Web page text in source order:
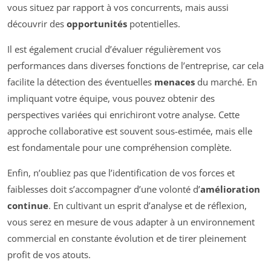
vous situez par rapport à vos concurrents, mais aussi
découvrir des opportunités potentielles.
Il est également crucial d’évaluer régulièrement vos
performances dans diverses fonctions de l’entreprise, car cela
facilite la détection des éventuelles menaces du marché. En
impliquant votre équipe, vous pouvez obtenir des
perspectives variées qui enrichiront votre analyse. Cette
approche collaborative est souvent sous-estimée, mais elle
est fondamentale pour une compréhension complète.
Enfin, n’oubliez pas que l’identification de vos forces et
faiblesses doit s’accompagner d’une volonté d’amélioration
continue. En cultivant un esprit d’analyse et de réflexion,
vous serez en mesure de vous adapter à un environnement
commercial en constante évolution et de tirer pleinement
profit de vos atouts.